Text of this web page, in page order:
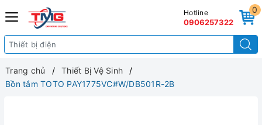
0
Hotline
0906257322
Trang chủ
Thiết Bị Vệ Sinh
Bồn tắm TOTO PAY1775VC#W/DB501R-2B